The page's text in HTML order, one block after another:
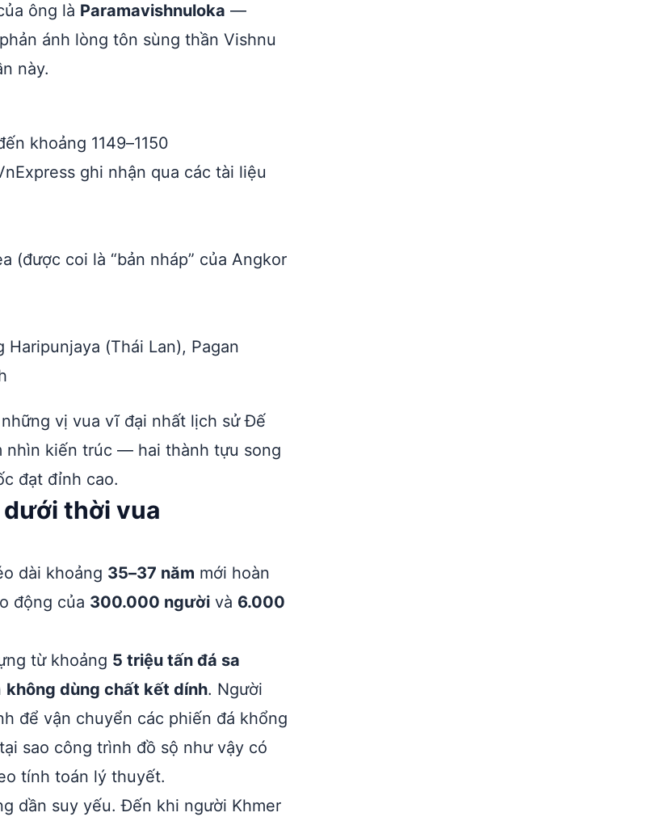
ông là Paramavishnuloka —
ánh lòng tôn sùng thần Vishnu
này.
khoảng 1149–1150
ghi nhận qua các tài liệu
(được coi là “bản nháp” của Angkor
(Thái Lan), Pagan
vị vua vĩ đại nhất lịch sử Đế
nhìn kiến trúc — hai thành tựu song
đạt đỉnh cao.
thời vua
dài khoảng 35–37 năm mới hoàn
động của 300.000 người và 6.000
từ khoảng 5 triệu tấn đá sa
không dùng chất kết dính. Người
để vận chuyển các phiến đá khổng
sao công trình đồ sộ như vậy có
tính toán lý thuyết.
dần suy yếu. Đến khi người Khmer